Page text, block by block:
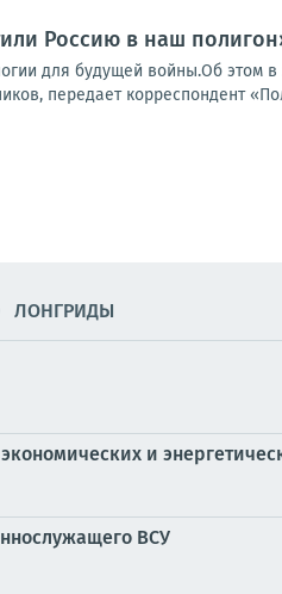
Россию в наш
для будущей войны.Об этом
передает корреспондент
ЛОНГРИДЫ
и
ВСУ